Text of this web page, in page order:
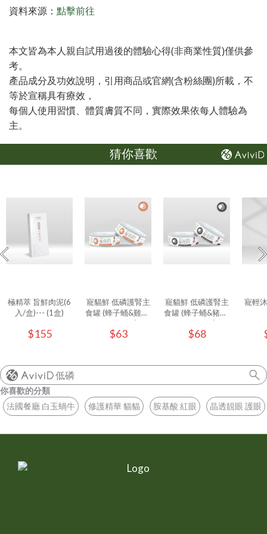
資料來源： 點擊前往
本文皆為本人親自試用過後的體驗心得(非商業性質)僅供參
考。
產品成分及功效說明，引用商品或官網(含粉絲團)所載，不
等於宣稱具有療效，
每個人使用習慣、體質膚質不同，實際效果依每人體驗為
主。
猜你喜歡
極精萃 旨鮮肉泥(6
入/盒)--- (1盒)
$155
寵貓鮮 低磷護腎主
食罐 (蜂子蛹&雞肉)
80g/罐 - (1入)
$63
寵貓鮮 低磷護腎主
食罐 (蜂子蛹&豬肉)
80g/罐 - (1入)
$68
寵輕
低磷
你喜歡的分類
法國餐廳 白玉蝸牛
修護精華 貓貓 胺基酸 紅眼 晶透靚眼 護眼